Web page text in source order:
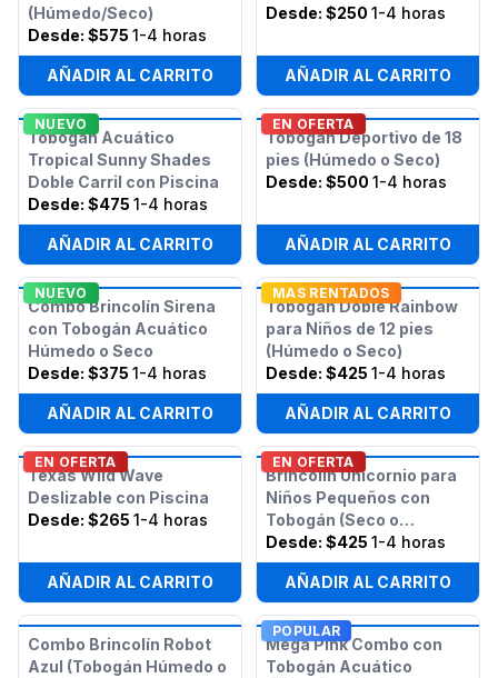
(Húmedo/Seco)
Desde: $575 1-4 horas
AÑADIR AL CARRITO
Desde: $250 1-4 horas
AÑADIR AL CARRITO
NUEVO
Tobogán Acuático
Tropical Sunny Shades
Doble Carril con Piscina
Desde: $475 1-4 horas
AÑADIR AL CARRITO
EN OFERTA
Tobogán Deportivo de 18
pies (Húmedo o Seco)
Desde: $500 1-4 horas
AÑADIR AL CARRITO
NUEVO
Combo Brincolín Sirena
con Tobogán Acuático
Húmedo o Seco
Desde: $375 1-4 horas
AÑADIR AL CARRITO
MAS RENTADOS
Tobogán Doble Rainbow
para Niños de 12 pies
(Húmedo o Seco)
Desde: $425 1-4 horas
AÑADIR AL CARRITO
EN OFERTA
Texas Wild Wave
Deslizable con Piscina
Desde: $265 1-4 horas
AÑADIR AL CARRITO
EN OFERTA
Brincolín Unicornio para
Niños Pequeños con
Tobogán (Seco o
Húmedo)
Desde: $425 1-4 horas
AÑADIR AL CARRITO
Combo Brincolín Robot
Azul (Tobogán Húmedo o
POPULAR
Mega Pink Combo con
Tobogán Acuático